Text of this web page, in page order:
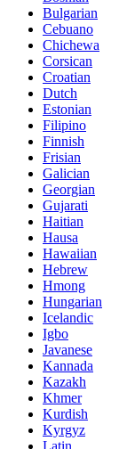
Bulgarian
Cebuano
Chichewa
Corsican
Croatian
Dutch
Estonian
Filipino
Finnish
Frisian
Galician
Georgian
Gujarati
Haitian
Hausa
Hawaiian
Hebrew
Hmong
Hungarian
Icelandic
Igbo
Javanese
Kannada
Kazakh
Khmer
Kurdish
Kyrgyz
Latin